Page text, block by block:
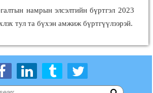
намрын элсэлтийн бүртгэл 2023
тул та бүхэн амжиж бүртгүүлээрэй.